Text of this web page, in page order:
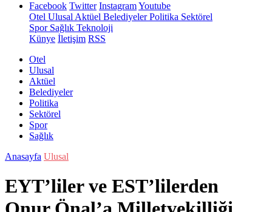
Facebook Twitter InstagramYoutube
Otel Ulusal Aktüel BelediyelerPolitika Sektörel
SporSağlık Teknoloji
Künye İletişim RSS
Otel
Ulusal
Aktüel
Belediyeler
Politika
Sektörel
Spor
Sağlık
Anasayfa Ulusal
EYT’liler ve EST’lilerden